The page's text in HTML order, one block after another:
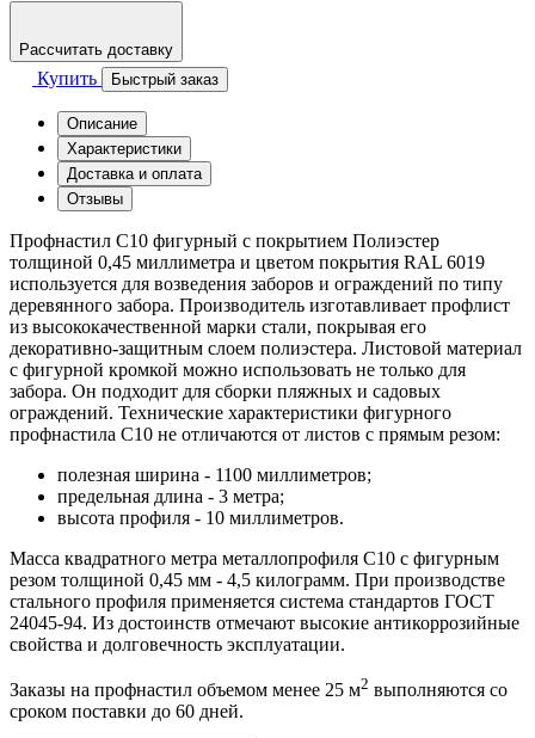
Рассчитать доставку
Купить Быстрый заказ
Описание
Характеристики
Доставка и оплата
Отзывы
Профнастил С10 фигурный с покрытием Полиэстер
толщиной 0,45 миллиметра и цветом покрытия RAL 6019
используется для возведения заборов и ограждений по типу
деревянного забора. Производитель изготавливает профлист
из высококачественной марки стали, покрывая его
декоративно-защитным слоем полиэстера. Листовой материал
с фигурной кромкой можно использовать не только для
забора. Он подходит для сборки пляжных и садовых
ограждений. Технические характеристики фигурного
профнастила С10 не отличаются от листов с прямым резом:
полезная ширина - 1100 миллиметров;
предельная длина - 3 метра;
высота профиля - 10 миллиметров.
Масса квадратного метра металлопрофиля С10 с фигурным
резом толщиной 0,45 мм - 4,5 килограмм. При производстве
стального профиля применяется система стандартов ГОСТ
24045-94. Из достоинств отмечают высокие антикоррозийные
свойства и долговечность эксплуатации.
Заказы на профнастил объемом менее 25 м2 выполняются со
сроком поставки до 60 дней.